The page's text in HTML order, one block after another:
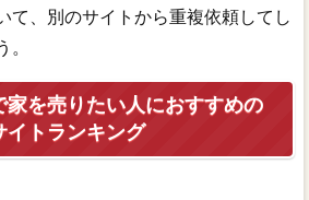
て、別のサイトから重複依頼してし
。
家を売りたい人におすすめの
イトランキング